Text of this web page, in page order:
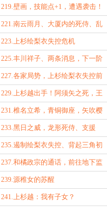
越、南云雨月到来
219.壁画，技能点+1，遭遇袭击！
221.南云雨月、大厦内的死侍、乱
局（求月票！）
223.上杉绘梨衣失控危机
225.丰川祥子、两条消息，下一阶
段计划
227.各家局势，上杉绘梨衣失控前
兆
229.上杉越出手！阿须矢之死，王
将震惊
231.椎名立希，青铜御座，矢吹樱
233.黑日之威，龙形死侍、支援
235.遏制绘梨衣失控、背起三角初
音
237.和橘政宗的通话，前往地下监
牢
239.源稚女的苏醒
241.上杉越：我有子女？